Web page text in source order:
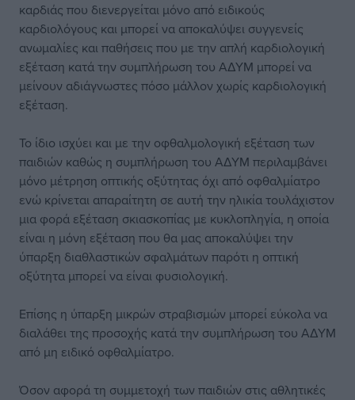
καρδιάς που διενεργείται μόνο από ειδικούς
καρδιολόγους και μπορεί να αποκαλύψει συγγενείς
ανωμαλίες και παθήσεις που με την απλή καρδιολογική
εξέταση κατά την συμπλήρωση του ΑΔΥΜ μπορεί να
μείνουν αδιάγνωστες πόσο μάλλον χωρίς καρδιολογική
εξέταση.
Το ίδιο ισχύει και με την οφθαλμολογική εξέταση των
παιδιών καθώς η συμπλήρωση του ΑΔΥΜ περιλαμβάνει
μόνο μέτρηση οπτικής οξύτητας όχι από οφθαλμίατρο
ενώ κρίνεται απαραίτητη σε αυτή την ηλικία τουλάχιστον
μια φορά εξέταση σκιασκοπίας με κυκλοπληγία, η οποία
είναι η μόνη εξέταση που θα μας αποκαλύψει την
ύπαρξη διαθλαστικών σφαλμάτων παρότι η οπτική
οξύτητα μπορεί να είναι φυσιολογική.
Επίσης η ύπαρξη μικρών στραβισμών μπορεί εύκολα να
διαλάθει της προσοχής κατά την συμπλήρωση του ΑΔΥΜ
από μη ειδικό οφθαλμίατρο.
Όσον αφορά τη συμμετοχή των παιδιών στις αθλητικές